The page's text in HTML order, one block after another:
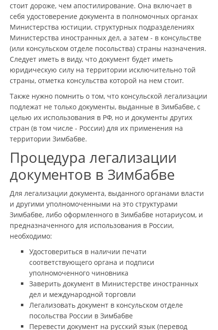
стоит дороже, чем апостилирование. Она включает в
себя удостоверение документа в полномочных органах
Министерства юстиции, структурных подразделениях
Министерства иностранных дел, а затем - в консульстве
(или консульском отделе посольства) страны назначения.
Следует иметь в виду, что документ будет иметь
юридическую силу на территории исключительно той
страны, отметка консульства которой на нем стоит.
Также нужно помнить о том, что консульской легализации
подлежат не только документы, выданные в Зимбабве, с
целью их использования в РФ, но и документы других
стран (в том числе - России) для их применения на
территории Зимбабве.
Процедура легализации
документов в Зимбабве
Для легализации документа, выданного органами власти
и другими уполномоченными на это структурами
Зимбабве, либо оформленного в Зимбабве нотариусом, и
предназначенного для использования в России,
необходимо:
Удостовериться в наличии печати
соответствующего органа и подписи
уполномоченного чиновника
Заверить документ в Министерстве иностранных
дел и международной торговли
Легализовать документ в консульском отделе
посольства России в Зимбабве
Перевести документ на русский язык (перевод